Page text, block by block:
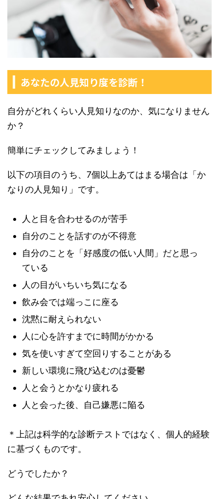
あなたの人見知り度を診断！
自分がどれくらい人見知りなのか、気になりません
か？
簡単にチェックしてみましょう！
以下の項目のうち、7個以上あてはまる場合は「か
なりの人見知り」です。
人と目を合わせるのが苦手
自分のことを話すのが不得意
自分のことを「好感度の低い人間」だと思っ
ている
人の目がいちいち気になる
飲み会では端っこに座る
沈黙に耐えられない
人に心を許すまでに時間がかかる
気を使いすぎて空回りすることがある
新しい環境に飛び込むのは憂鬱
人と会うとかなり疲れる
人と会った後、自己嫌悪に陥る
＊上記は科学的な診断テストではなく、個人的経験
に基づくものです。
どうでしたか？